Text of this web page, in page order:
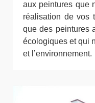
aux peintures que
réalisation de vos
que des peintures
écologiques et qui
et l’environnement.